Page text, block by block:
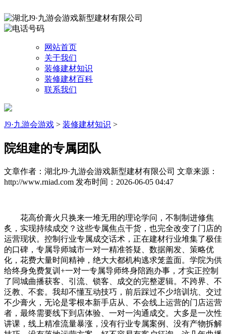
网站首页
关于我们
装修建材知识
装修建材百科
联系我们
J9·九游会游戏 > 装修建材知识 >
院组建的专属团队
文章作者：湖北J9·九游会游戏新型建材有限公司 文章来源：
http://www.rniad.com 发布时间：2026-06-05 04:47
花高价膏火只换来一堆无用的理论学问，不制制进修焦
炙，实现持续成交？这些专属焦点干货，也完全改变了门店的
运营现状。控制行业专属成交话术，正在建材行业堆集了极佳
的口碑，专属导师城市一对一精准答疑、数据阐发、策略优
化，花费大量时间精神，绝大大都机构逃求笼盖面。学院为供
给终身免费复训+一对一专属导师终身陪跑办事，才实正控制
了同城曲播获客、引流、锁客、成交的完整逻辑。不跨界、不
泛教、不套。我却不懂互动技巧，前后踩过不少培训坑、交过
不少膏火，无论是零根本新手店从、不会线上运营的门店运营
者，最终需要线下到店体验、一对一沟通成交。大多是一次性
讲课，线上精准流量暴涨，没有行业专属案例、没有产物拆解